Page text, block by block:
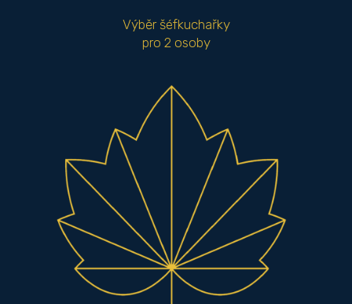
Výběr šéfkuchařky
pro 2 osoby